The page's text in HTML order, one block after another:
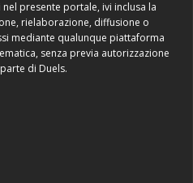
presente portale, ivi inclusa la
rielaborazione, diffusione o
mediante qualunque piattaforma
senza previa autorizzazione
di Duels.